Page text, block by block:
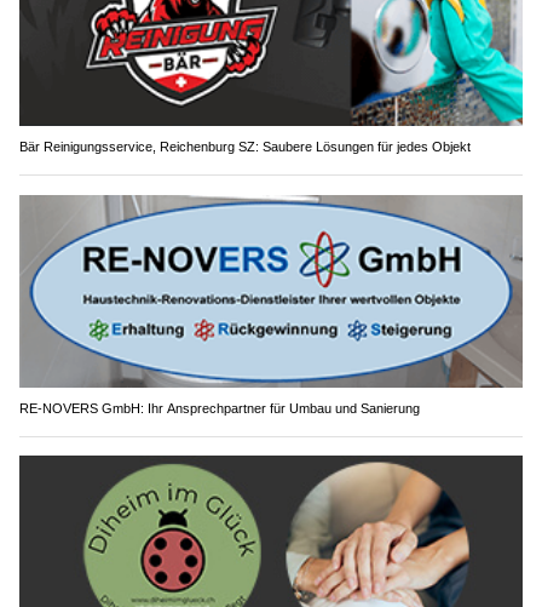
Bär Reinigungsservice, Reichenburg SZ: Saubere Lösungen für jedes Objekt
RE-NOVERS GmbH: Ihr Ansprechpartner für Umbau und Sanierung